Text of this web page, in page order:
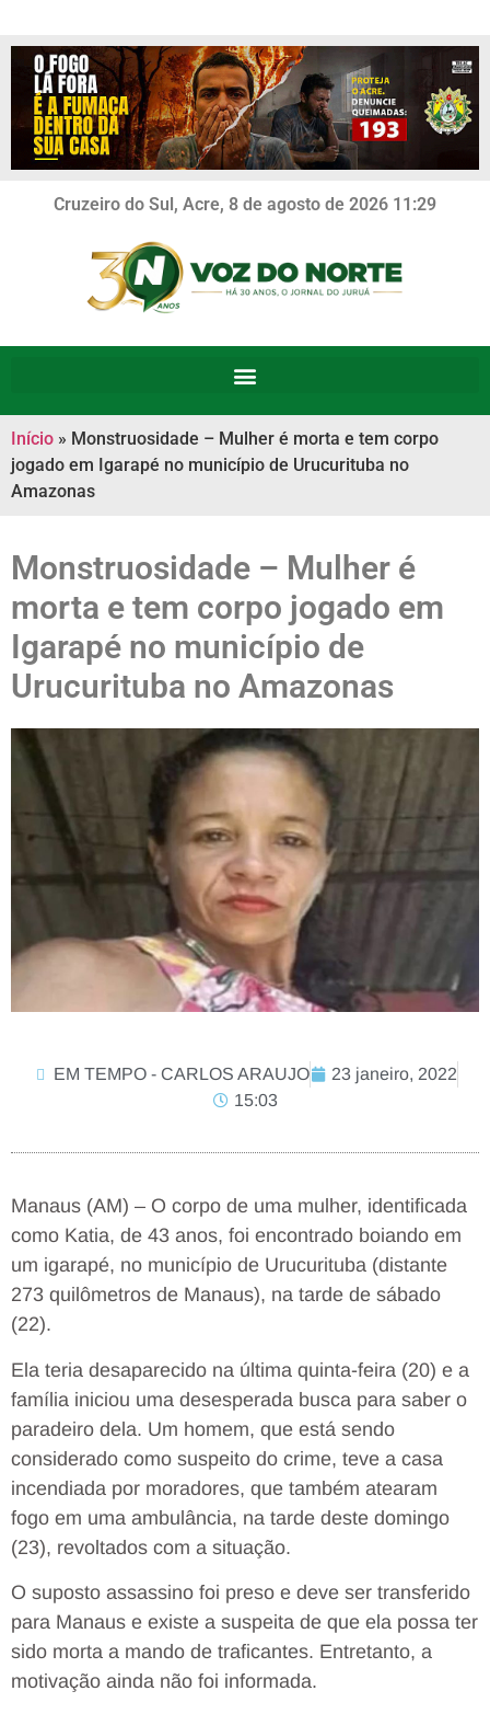
Cruzeiro do Sul, Acre, 8 de agosto de 2026 11:29
Início » Monstruosidade – Mulher é morta e tem corpo
jogado em Igarapé no município de Urucurituba no
Amazonas
Monstruosidade – Mulher é
morta e tem corpo jogado em
Igarapé no município de
Urucurituba no Amazonas
EM TEMPO - CARLOS ARAUJO
23 janeiro, 2022
15:03
Manaus (AM) – O corpo de uma mulher, identificada
como Katia, de 43 anos, foi encontrado boiando em
um igarapé, no município de Urucurituba (distante
273 quilômetros de Manaus), na tarde de sábado
(22).
Ela teria desaparecido na última quinta-feira (20) e a
família iniciou uma desesperada busca para saber o
paradeiro dela. Um homem, que está sendo
considerado como suspeito do crime, teve a casa
incendiada por moradores, que também atearam
fogo em uma ambulância, na tarde deste domingo
(23), revoltados com a situação.
O suposto assassino foi preso e deve ser transferido
para Manaus e existe a suspeita de que ela possa ter
sido morta a mando de traficantes. Entretanto, a
motivação ainda não foi informada.